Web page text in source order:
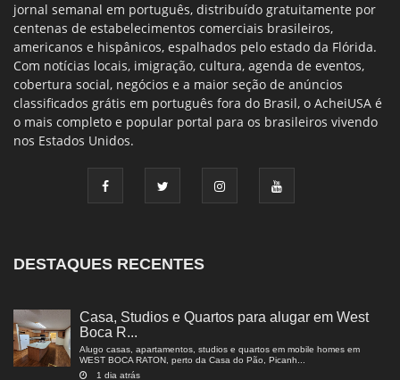
jornal semanal em português, distribuído gratuitamente por
centenas de estabelecimentos comerciais brasileiros,
americanos e hispânicos, espalhados pelo estado da Flórida.
Com notícias locais, imigração, cultura, agenda de eventos,
cobertura social, negócios e a maior seção de anúncios
classificados grátis em português fora do Brasil, o AcheiUSA é
o mais completo e popular portal para os brasileiros vivendo
nos Estados Unidos.
DESTAQUES RECENTES
Casa, Studios e Quartos para alugar em West
Boca R...
Alugo casas, apartamentos, studios e quartos em mobile homes em
WEST BOCA RATON, perto da Casa do Pão, Picanh...
1 dia atrás